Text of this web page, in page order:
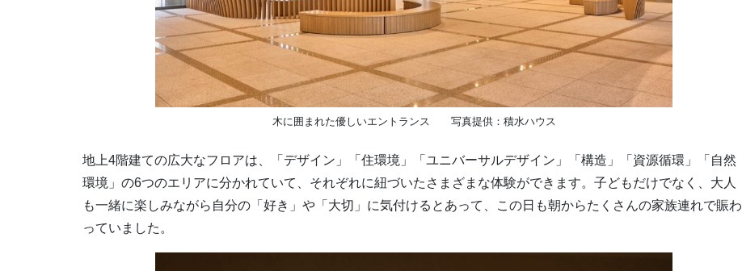
木に囲まれた優しいエントランス 写真提供：積水ハウス
地上4階建ての広大なフロアは、「デザイン」「住環境」「ユニバーサルデザイン」「構造」「資源循環」「自然
環境」の6つのエリアに分かれていて、それぞれに紐づいたさまざまな体験ができます。子どもだけでなく、大人
も一緒に楽しみながら自分の「好き」や「大切」に気付けるとあって、この日も朝からたくさんの家族連れで賑わ
っていました。